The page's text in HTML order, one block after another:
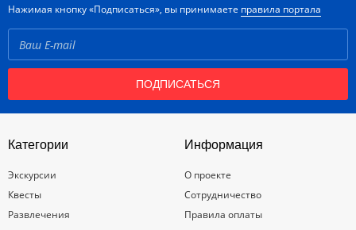
Нажимая кнопку «Подписаться», вы принимаете правила портала
ПОДПИСАТЬСЯ
Категории
Экскурсии
Квесты
Развлечения
Информация
О проекте
Сотрудничество
Правила оплаты